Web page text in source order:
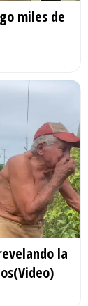
miles de
la